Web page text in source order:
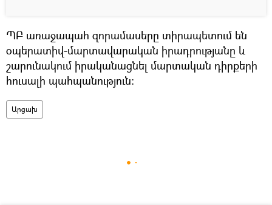
ՊԲ առաջապահ զորամասերը տիրապետում են
օպերատիվ-մարտավարական իրադրությանը և
շարունակում իրականացնել մարտական դիրքերի
հուսալի պահպանություն:
Արցախ